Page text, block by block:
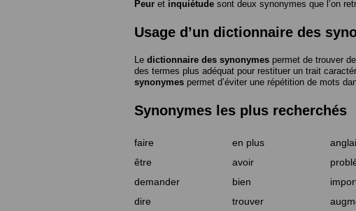
Peur et inquiétude sont deux synonymes que l’on
Usage d’un dictionnaire des
Le dictionnaire des synonymes permet de trouver
des termes plus adéquat pour restituer un trait
synonymes permet d’éviter une répétition de mots
Synonymes les plus recherchés
faire en plus
être
avoir
demander
bien
dire
trouver